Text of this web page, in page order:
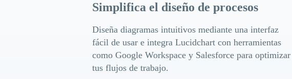
Simplifica el diseño de procesos
Diseña diagramas intuitivos mediante una interfaz
fácil de usar e integra Lucidchart con herramientas
como Google Workspace y Salesforce para optimizar
tus flujos de trabajo.